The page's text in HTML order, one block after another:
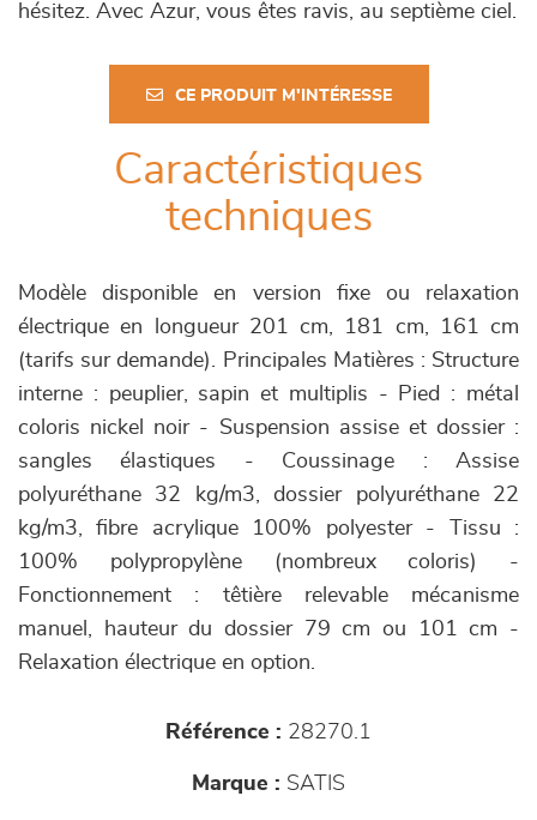
hésitez. Avec Azur, vous êtes ravis, au septième ciel.
CE PRODUIT M'INTÉRESSE
Caractéristiques
techniques
Modèle disponible en version fixe ou relaxation
électrique en longueur 201 cm, 181 cm, 161 cm
(tarifs sur demande). Principales Matières : Structure
interne : peuplier, sapin et multiplis - Pied : métal
coloris nickel noir - Suspension assise et dossier :
sangles élastiques - Coussinage : Assise
polyuréthane 32 kg/m3, dossier polyuréthane 22
kg/m3, fibre acrylique 100% polyester - Tissu :
100% polypropylène (nombreux coloris) -
Fonctionnement : têtière relevable mécanisme
manuel, hauteur du dossier 79 cm ou 101 cm -
Relaxation électrique en option.
Référence : 28270.1
Marque : SATIS